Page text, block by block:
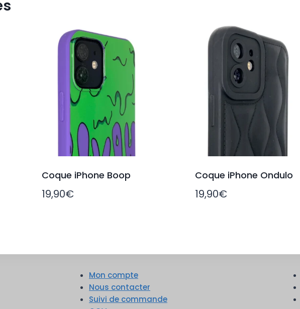
Coque iPhone Boop
19,90€
Coque iPhone Ondulo
19,90€
Mon compte
Nous contacter
Suivi de commande